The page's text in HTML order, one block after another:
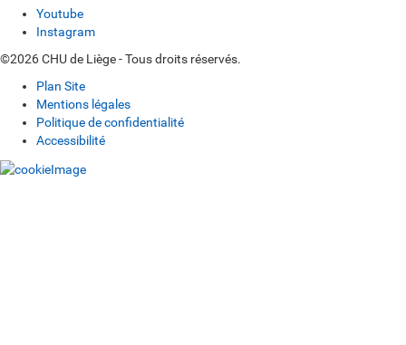
Youtube
Instagram
©2026 CHU de Liège - Tous droits réservés.
Plan Site
Mentions légales
Politique de confidentialité
Accessibilité